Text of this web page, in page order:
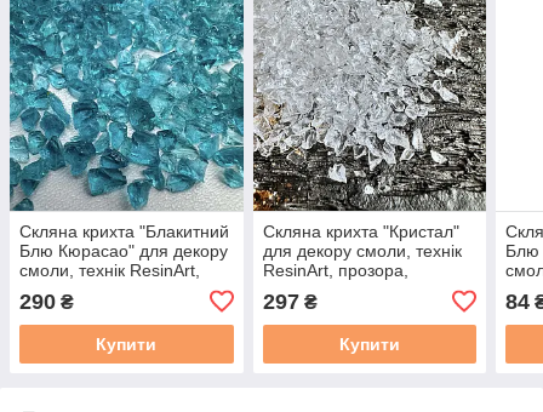
Скляна крихта "Блакитний
Блю Кюрасао" для декору
смоли, технік ResinArt,
прозора, фракція 5-8 мм.
Уп. 500 г
290 ₴
Купити
Скляна крихта "Кристал"
для декору смоли, технік
ResinArt, прозора,
фракція 3-5 мм. Уп. 500 г
297₴
Купити
Блю
Уп.
84